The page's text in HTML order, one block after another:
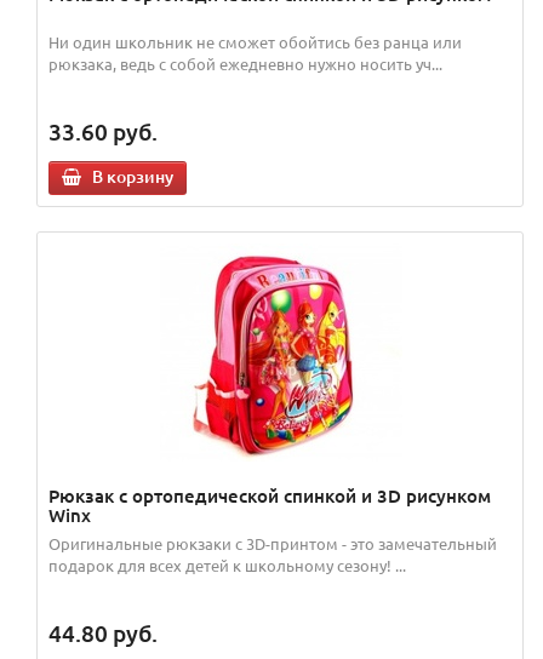
Ни один школьник не сможет обойтись без ранца или
рюкзака, ведь с собой ежедневно нужно носить уч...
33.60 руб.
В корзину
Рюкзак с ортопедической спинкой и 3D рисунком
Winx
Оригинальные рюкзаки с 3D-принтом - это замечательный
подарок для всех детей к школьному сезону! ...
44.80 руб.